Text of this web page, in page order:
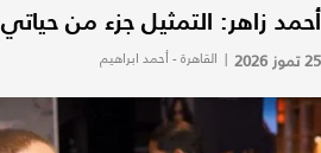
أحمد زاهر: التمثيل جزء من حياتي
25 تموز 2026 | القاهرة - أحمد ابراهيم